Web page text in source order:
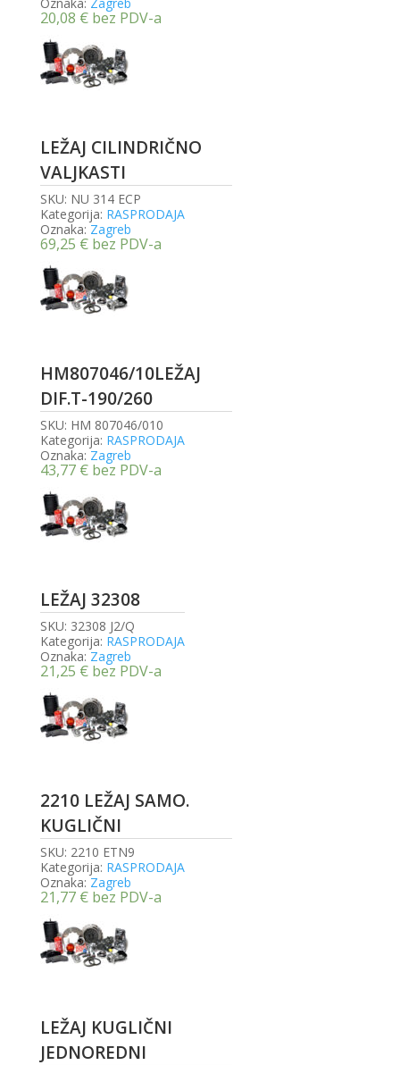
20,08 € bez PDV-a
LEŽAJ CILINDRIČNO
VALJKASTI
SKU: NU 314 ECP
Kategorija: RASPRODAJA
Oznaka: Zagreb
69,25 € bez PDV-a
HM807046/10LEŽAJ
DIF.T-190/260
SKU: HM 807046/010
Kategorija: RASPRODAJA
Oznaka: Zagreb
43,77 € bez PDV-a
LEŽAJ 32308
SKU: 32308 J2/Q
Kategorija: RASPRODAJA
Oznaka: Zagreb
21,25 € bez PDV-a
2210 LEŽAJ SAMO.
KUGLIČNI
SKU: 2210 ETN9
Kategorija: RASPRODAJA
Oznaka: Zagreb
21,77 € bez PDV-a
LEŽAJ KUGLIČNI
JEDNOREDNI